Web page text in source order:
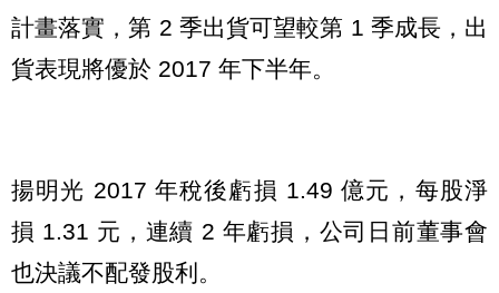
計畫落實，第 2 季出貨可望較第 1 季成長，出
貨表現將優於 2017 年下半年。
揚明光 2017 年稅後虧損 1.49 億元，每股淨
損 1.31 元，連續 2 年虧損，公司日前董事會
也決議不配發股利。